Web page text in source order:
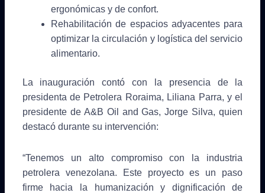
ergonómicas y de confort.
Rehabilitación de espacios adyacentes para
optimizar la circulación y logística del servicio
alimentario.
La inauguración contó con la presencia de la
presidenta de Petrolera Roraima, Liliana Parra, y el
presidente de A&B Oil and Gas, Jorge Silva, quien
destacó durante su intervención:
“Tenemos un alto compromiso con la industria
petrolera venezolana. Este proyecto es un paso
firme hacia la humanización y dignificación de